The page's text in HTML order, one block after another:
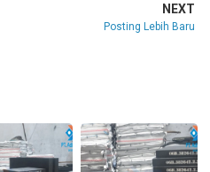
NEXT
Posting Lebih Baru